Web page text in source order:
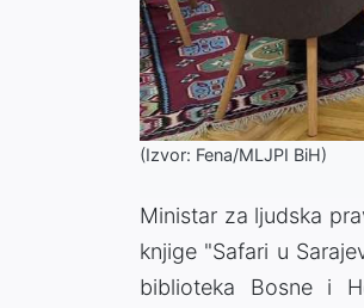
(Izvor: Fena/MLJPI BiH)
Ministar za ljudska
knjige "Safari u
biblioteka Bosne i